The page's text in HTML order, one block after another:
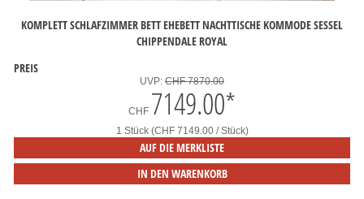
KOMPLETT SCHLAFZIMMER BETT EHEBETT NACHTTISCHE KOMMODE SESSEL
CHIPPENDALE ROYAL
PREIS
UVP: CHF 7870.00
CHF 7149.00*
1 Stück (CHF 7149.00 / Stück)
AUF DIE MERKLISTE
IN DEN WARENKORB